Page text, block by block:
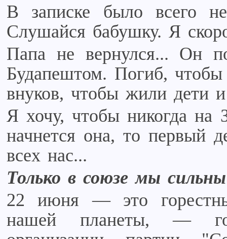
В записке было всего
Слушайся бабушку. Я
Папа не вернулся... Он
Будапештом. Погиб,
внуков, чтобы жили дети
Я хочу, чтобы никогда
начнется она, то первый
всех нас...
Только в союзе мы
22 июня — это
нашей планеты, —